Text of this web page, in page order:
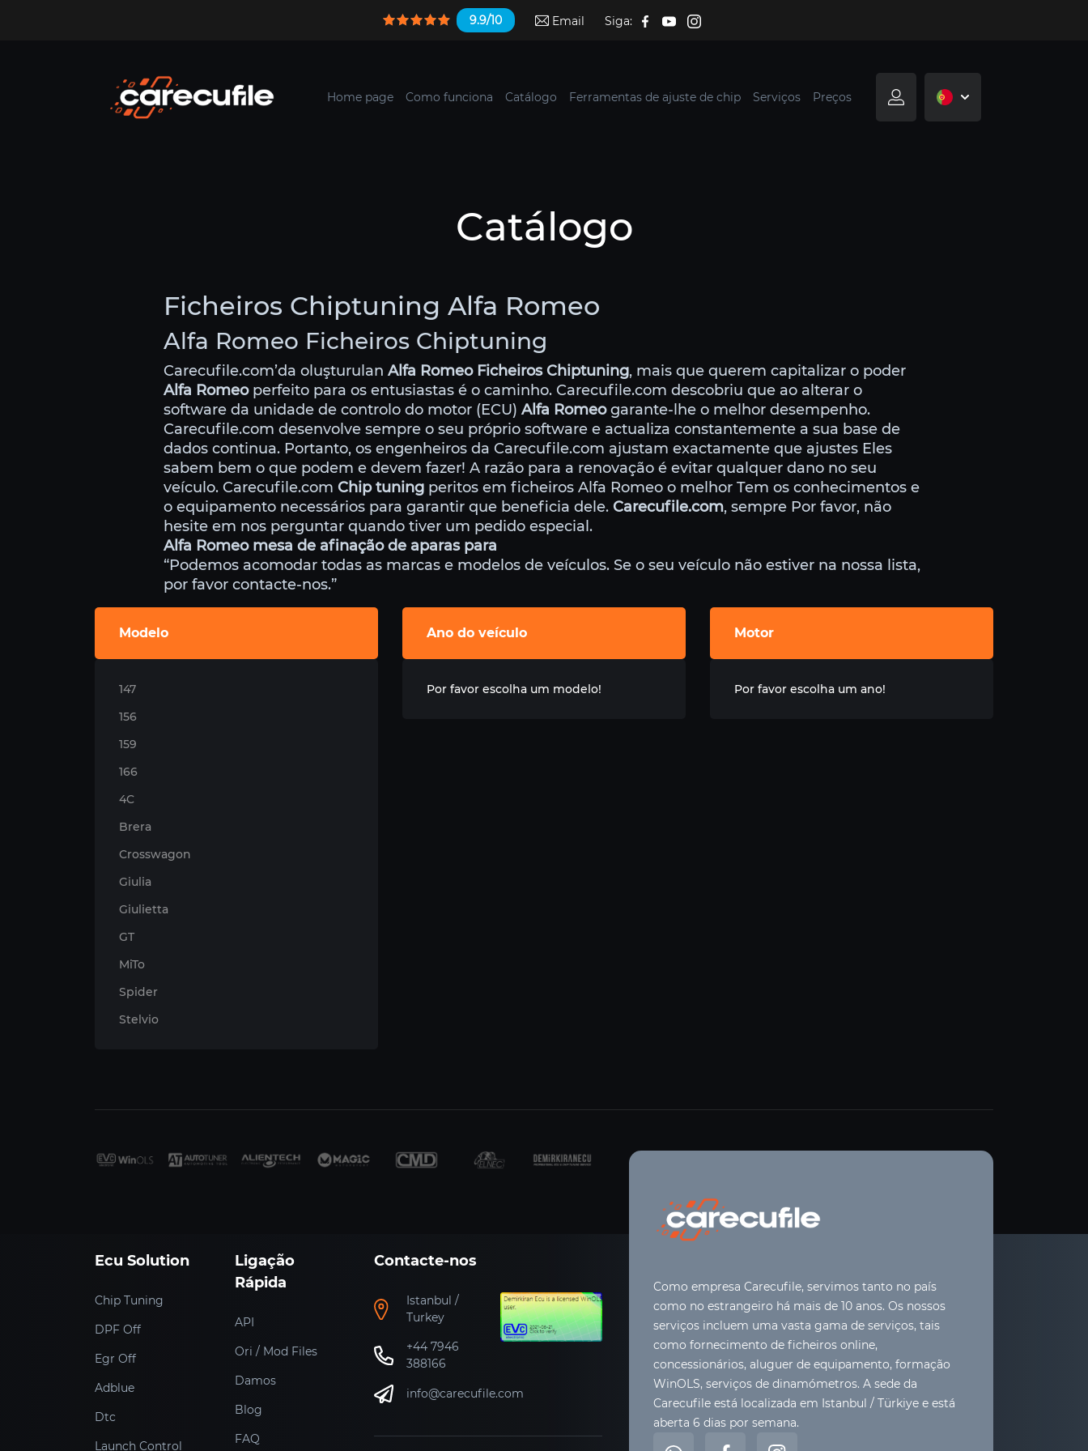
9.9/10 Email Siga:
Home page Como funciona Catálogo Ferramentas de ajuste de chip Serviços Preços
Catálogo
Ficheiros Chiptuning Alfa Romeo
Alfa Romeo Ficheiros Chiptuning
Carecufile.com’da oluşturulan Alfa Romeo Ficheiros Chiptuning, mais que querem capitalizar o poder
Alfa Romeoperfeito para os entusiastas é o caminho. Carecufile.com descobriu que ao alterar o
software da unidade de controlo do motor (ECU) Alfa Romeogarante-lhe o melhor desempenho.
Carecufile.com desenvolve sempre o seu próprio software e actualiza constantemente a sua base de
dados continua. Portanto, os engenheiros da Carecufile.com ajustam exactamente que ajustes Eles
sabem bem o que podem e devem fazer! A razão para a renovação é evitar qualquer dano no seu
veículo. Carecufile.com Chip tuning peritos em ficheiros Alfa Romeo o melhor Tem os conhecimentos e
o equipamento necessários para garantir que beneficia dele. Carecufile.com, sempre Por favor, não
hesite em nos perguntar quando tiver um pedido especial.
Alfa Romeo mesa de afinação de aparas para
“Podemos acomodar todas as marcas e modelos de veículos. Se o seu veículo não estiver na nossa lista,
por favor contacte-nos.”
Modelo
147
156
159
166
4C
Brera
Crosswagon
Giulia
Giulietta
GT
MiTo
Spider
Stelvio
Ano do veículo
Por favor escolha um modelo!
Motor
Por favor escolha um ano!
Ecu Solution
Chip Tuning
DPF Off
Egr Off
Adblue
Dtc
Launch Control
Ligação
Rápida
API
Ori / Mod Files
Damos
Blog
FAQ
Contacte-nos
Istanbul /
Turkey
+44 7946
388166
info@carecufile.com
Como empresa Carecufile, servimos tanto no país
como no estrangeiro há mais de 10 anos. Os nossos
serviços incluem uma vasta gama de serviços, tais
como fornecimento de ficheiros online,
concessionários, aluguer de equipamento, formação
WinOLS, serviços de dinamómetros. A sede da
Carecufile está localizada em Istanbul / Türkiye e está
aberta 6 dias por semana.